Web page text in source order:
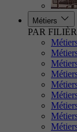
Métiers
PAR